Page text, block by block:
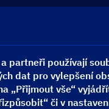
a partneři používají
dat pro vylepšení
„Přijmout vše“
či v